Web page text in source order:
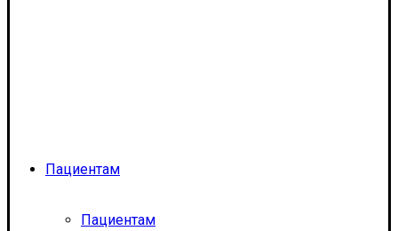
Пациентам
Пациентам